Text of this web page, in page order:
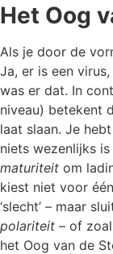
Het Oog
Als je door de
Ja, er is een
was er dat. In
niveau) betekent
laat slaan. Je
niets wezenlijks
maturiteit om
kiest niet voor
‘slecht’ – maar
polariteit – of
het Oog van de